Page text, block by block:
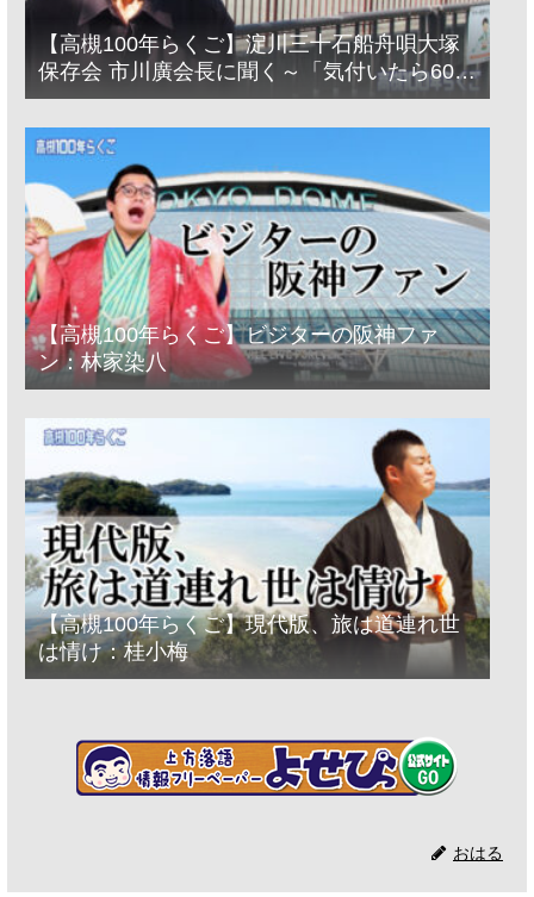
【高槻100年らくご】淀川三十石船舟唄大塚
保存会 市川廣会長に聞く～「気付いたら60年
経っとった」
【高槻100年らくご】ビジターの阪神ファ
ン：林家染八
【高槻100年らくご】現代版、旅は道連れ世
は情け：桂小梅
おはる